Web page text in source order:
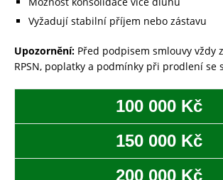
Vyžadují stabilní příjem nebo zástavu
Upozornění: Před podpisem smlouvy vždy
RPSN, poplatky a podmínky při prodlení se
100 000 Kč
150 000 Kč
200 000 Kč